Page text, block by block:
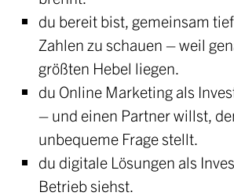
du bereit bist, gemeinsam
Zahlen zu schauen – weil
größten Hebel liegen.
du Online Marketing als
– und einen Partner willst,
unbequeme Frage stellt.
du digitale Lösungen als
Betrieb siehst.